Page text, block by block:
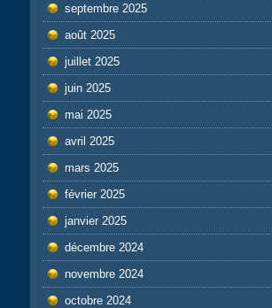
septembre 2025
août 2025
juillet 2025
juin 2025
mai 2025
avril 2025
mars 2025
février 2025
janvier 2025
décembre 2024
novembre 2024
octobre 2024